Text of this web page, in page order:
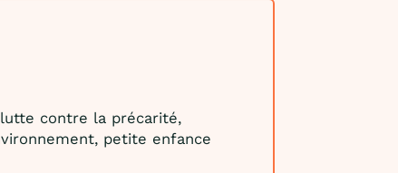
contre la précarité,
petite enfance